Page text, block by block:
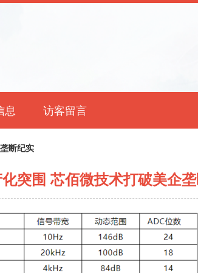
息 访客留言
断纪实
突围 芯佰微技术打破美企